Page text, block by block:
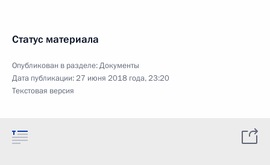
Статус материала
Опубликован в разделе:Документы
Дата публикации:27 июня 2018 года, 23:20
Текстовая версия